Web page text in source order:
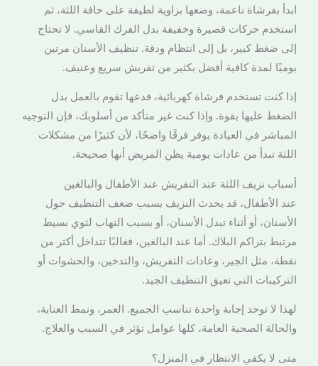
ابدأ بفرشاة ناعمة، وضعها بزاوية لطيفة على حافة اللثة، ثم
استخدم حركات قصيرة وخفيفة بدل الفرك القاسي. لا تحتاج
إلى ضغط كبير، بل إلى انتظام ودقة. تنظيف الأسنان مرتين
يوميًا لمدة كافية أفضل بكثير من تفريش سريع وعنيف.
إذا كنت تستخدم فرشاة كهربائية، فدعها تقوم بالعمل بدل
الضغط عليها بقوة. وإذا كنت غير متأكد من أسلوبك، فإن التوجيه
المباشر في العيادة يوفر فرقًا واضحًا، لأن كثيرًا من مشكلات
اللثة تبدأ من عادات يومية يظن المريض أنها صحيحة.
أسباب نزيف اللثة عند التفريش عند الأطفال والبالغين
عند الأطفال، قد يحدث النزيف بسبب ضعف التنظيف حول
الأسنان، أو أثناء تبدل الأسنان، أو بسبب التهاب لثوي بسيط
مرتبط بتراكم البلاك. أما عند البالغين، فغالبًا تتداخل أكثر من
نقطة، مثل الجير، وعادات التفريش، والتدخين، والحشوات أو
التركيبات التي تعيق التنظيف الجيد.
لهذا لا توجد إجابة واحدة تناسب الجميع. العمر، ونمط العناية،
والحالة الصحية العامة، كلها عوامل تؤثر في السبب والعلاج.
متى لا يكفي الانتظار في المنزل؟